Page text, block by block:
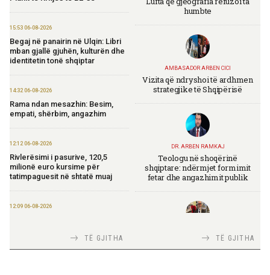
15:53 06-08-2026
Begaj në panairin në Ulqin: Libri
mban gjallë gjuhën, kulturën dhe
identitetin tonë shqiptar
14:32 06-08-2026
Rama ndan mesazhin: Besim,
empati, shërbim, angazhim
12:12 06-08-2026
Rivlerësimi i pasurive, 120,5
milionë euro kursime për
tatimpaguesit në shtatë muaj
12:09 06-08-2026
TË GJITHA
humbte
AMBASADOR ARBEN CICI
Vizita që ndryshoi të ardhmen
strategjike të Shqipërisë
DR. ARBEN RAMKAJ
Teologu në shoqërinë
shqiptare: ndërmjet formimit
fetar dhe angazhimit publik
TIRANA DIPLOMATTË GJITHA